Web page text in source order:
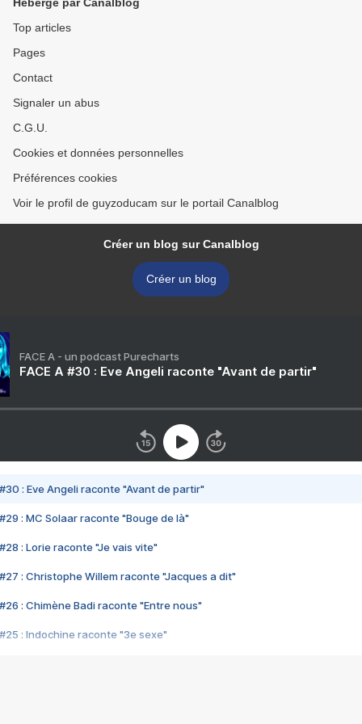
Top articles
Pages
Contact
Signaler un abus
C.G.U.
Cookies et données personnelles
Préférences cookies
Voir le profil de guyzoducam sur le portail Canalblog
Créer un blog sur Canalblog
Créer un blog
FACE A - un podcast Purecharts
FACE A #30 : Eve Angeli raconte "Avant de partir"
#30 : Eve Angeli raconte "Avant de partir"
#29 : MC Solaar raconte "Bouge de là"
#28 : Lorie raconte "Je vais vite"
#27 : Christophe Willem raconte "Jacques a dit"
#26 : Chimène Badi raconte "Entre nous"
#25 : Indochine raconte "3e sexe"